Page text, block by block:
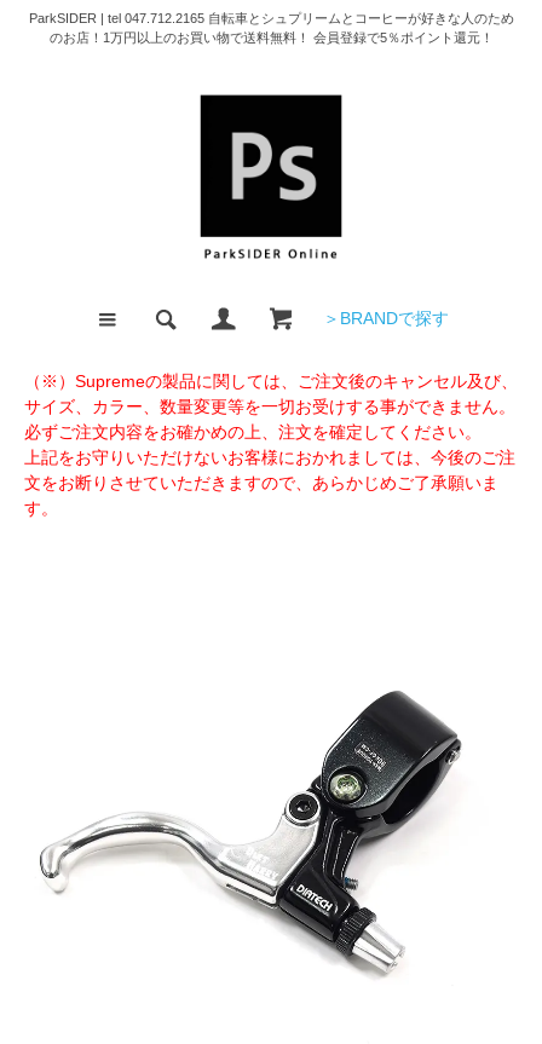
ParkSIDER | tel 047.712.2165 自転車とシュプリームとコーヒーが好きな人のため
のお店！1万円以上のお買い物で送料無料！ 会員登録で5％ポイント還元！
＞BRANDで探す
（※）Supremeの製品に関しては、ご注文後のキャンセル及び、
サイズ、カラー、数量変更等を一切お受けする事ができません。
必ずご注文内容をお確かめの上、注文を確定してください。
上記をお守りいただけないお客様におかれましては、今後のご注
文をお断りさせていただきますので、あらかじめご了承願いま
す。